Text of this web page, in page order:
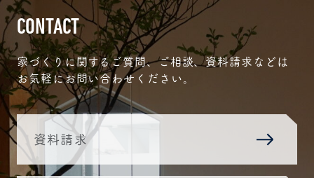
CONTACT
家づくりに関するご質問、ご相談、資料請求などは
お気軽にお問い合わせください。
資料請求